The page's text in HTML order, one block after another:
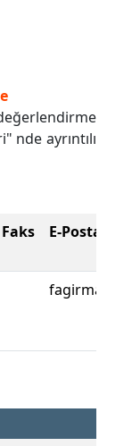
nde ayrıntılı
Faks E-Posta